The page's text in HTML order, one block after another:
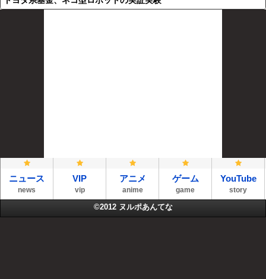
ニュース
news
VIP
vip
アニメ
anime
ゲーム
game
YouTube
story
©2012 ヌルポあんてな